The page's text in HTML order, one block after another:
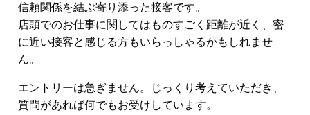
信頼関係を結ぶ寄り添った接客です。
店頭でのお仕事に関してはものすごく距離が近く、密
に近い接客と感じる方もいらっしゃるかもしれませ
ん。
エントリーは急ぎません。じっくり考えていただき、
質問があれば何でもお受けしています。